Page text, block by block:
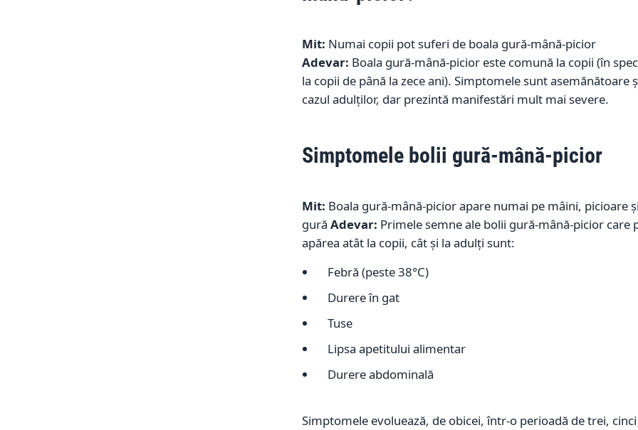
Mit: Numai copii pot suferi de boala gură-mână-picior
Adevar: Boala gură-mână-picior este comună la copii (în
la copii de până la zece ani). Simptomele sunt asemănătoare
cazul adulților, dar prezintă manifestări mult mai severe.
Simptomele bolii gură-mână-picior
Mit: Boala gură-mână-picior apare numai pe mâini, picioare
gură Adevar: Primele semne ale bolii gură-mână-picior care
apărea atât la copii, cât și la adulți sunt:
Febră (peste 38°C)
Durere în gat
Tuse
Lipsa apetitului alimentar
Durere abdominală
Simptomele evoluează, de obicei, într-o perioadă de trei, cinci